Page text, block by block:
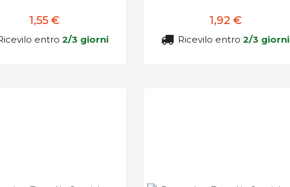
1,55 €
entro2/3 giorni
1,92 €
Ricevilo entro2/3 giorni